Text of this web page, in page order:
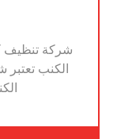
شركة تنظيف
الكنب